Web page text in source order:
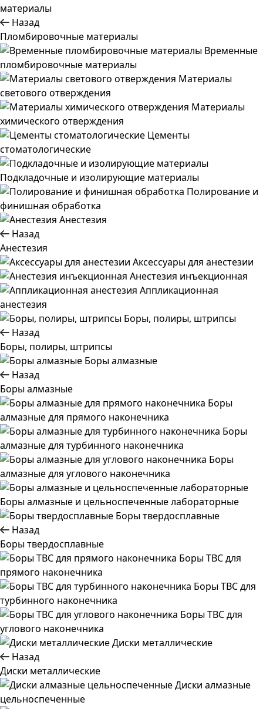
материалы
Назад
Пломбировочные материалы
Временные
пломбировочные материалы
Материалы
светового отверждения
Материалы
химического отверждения
Цементы
стоматологические
Подкладочные и изолирующие материалы
Полирование и
финишная обработка
Анестезия
Назад
Анестезия
Аксессуары для анестезии
Анестезия инъекционная
Аппликационная
анестезия
Боры, полиры, штрипсы
Назад
Боры, полиры, штрипсы
Боры алмазные
Назад
Боры алмазные
Боры
алмазные для прямого наконечника
Боры
алмазные для турбинного наконечника
Боры
алмазные для углового наконечника
Боры алмазные и цельноспеченные лабораторные
Боры твердосплавные
Назад
Боры твердосплавные
Боры ТВС для
прямого наконечника
Боры ТВС для
турбинного наконечника
Боры ТВС для
углового наконечника
Диски металлические
Назад
Диски металлические
Диски алмазные
цельноспеченные